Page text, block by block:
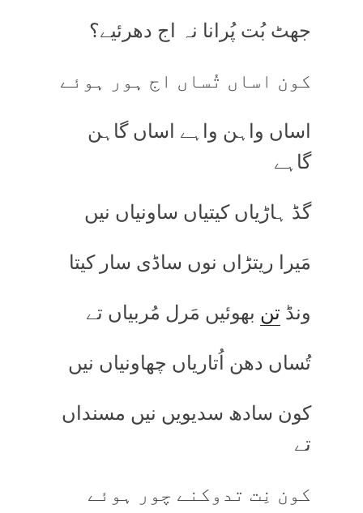
جھٹ بُت پُرانا نہ اج دھرئیے؟
کون اساں تُساں اج ہور ہوئے
اساں واہن واہے اساں گاہن
گاہے
گڈ ہاڑیاں کیتیاں ساونیاں نیں
مَیرا ریتڑاں نوں ساڈی سار کیتا
ونڈ تن بھوئیں مَرل مُربیاں تے
تُساں دھن اُتاریاں چھاونیاں نیں
کون سادھ سدیویں نیں مسنداں
تے
کون نِت تدوکنے چور ہوئے